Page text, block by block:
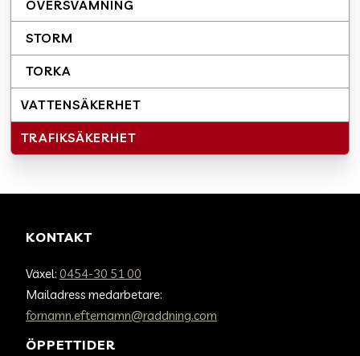
ÖVERSVÄMNING
STORM
TORKA
VATTENSÄKERHET
TRAFIKSÄKERHET
KONTAKT
Växel: 0454-30 51 00
Mailadress medarbetare:
fornamn.efternamn@raddning.com
ÖPPETTIDER